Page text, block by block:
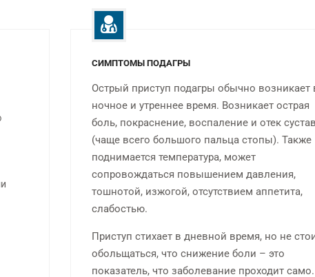
СИМПТОМЫ ПОДАГРЫ
Острый приступ подагры обычно возникает
ночное и утреннее время. Возникает острая
боль, покраснение, воспаление и отек
(чаще всего большого пальца стопы). Также
поднимается температура, может
сопровождаться повышением давления,
тошнотой, изжогой, отсутствием аппетита,
слабостью.
Приступ стихает в дневной время, но не
обольщаться, что снижение боли – это
показатель, что заболевание проходит само.
видеогастроскопом высокого
класса с HD+